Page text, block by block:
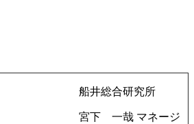
船井総合研究所
宮下 一哉 マネージ